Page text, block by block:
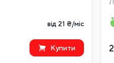
від 21 ₴/міс
Купити